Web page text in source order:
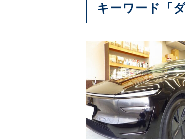
キーワード「